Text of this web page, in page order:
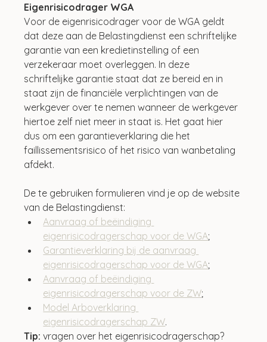
Eigenrisicodrager WGA
Voor de eigenrisicodrager voor de WGA geldt
dat deze aan de Belastingdienst een schriftelijke
garantie van een kredietinstelling of een
verzekeraar moet overleggen. In deze
schriftelijke garantie staat dat ze bereid en in
staat zijn de financiële verplichtingen van de
werkgever over te nemen wanneer de werkgever
hiertoe zelf niet meer in staat is. Het gaat hier
dus om een garantieverklaring die het
faillissementsrisico of het risico van wanbetaling
afdekt.
De te gebruiken formulieren vind je op de website
van de Belastingdienst:
Aanvraag of beëindiging
eigenrisicodragerschap voor de WGA;
Garantieverklaring bij de aanvraag
eigenrisicodragerschap voor de WGA;
Aanvraag of beëindiging
eigenrisicodragerschap voor de ZW;
Model Arboverklaring
eigenrisicodragerschap ZW.
Tip: vragen over het eigenrisicodragerschap?